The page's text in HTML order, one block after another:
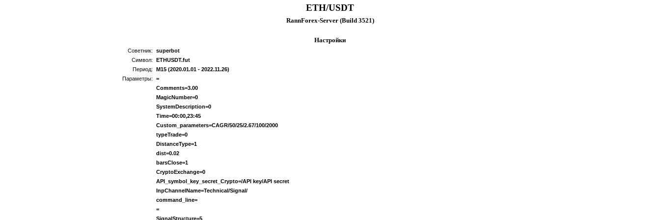
ETH/USDT
RannForex-Server (Build 3521)
Настройки
Советник:
superbot
Символ:
ETHUSDT.fut
Период:
M15 (2020.01.01 - 2022.11.26)
Параметры:
=
Comments=3.00
MagicNumber=0
SystemDescription=0
Time=00:00,23:45
Custom_parameters=CAGR/50/25/2.67/100/2000
typeTrade=0
DistanceType=1
dist=0.02
barsClose=1
CryptoExchange=0
API_symbol_key_secret_Crypto=/API key/API secret
InpChannelName=Technical/Signal/
command_line=
=
SignalStructure=5